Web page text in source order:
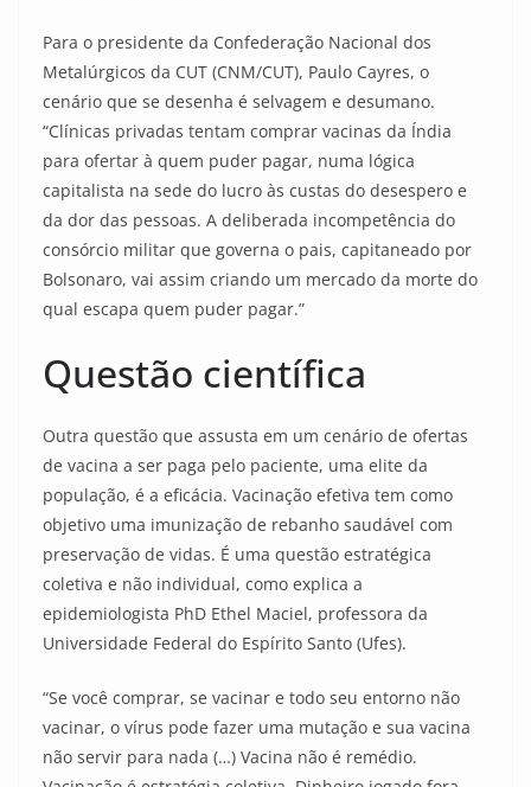
Para o presidente da Confederação Nacional dos
Metalúrgicos da CUT (CNM/CUT), Paulo Cayres, o
cenário que se desenha é selvagem e desumano.
“Clínicas privadas tentam comprar vacinas da Índia
para ofertar à quem puder pagar, numa lógica
capitalista na sede do lucro às custas do desespero e
da dor das pessoas. A deliberada incompetência do
consórcio militar que governa o pais, capitaneado por
Bolsonaro, vai assim criando um mercado da morte do
qual escapa quem puder pagar.”
Questão científica
Outra questão que assusta em um cenário de ofertas
de vacina a ser paga pelo paciente, uma elite da
população, é a eficácia. Vacinação efetiva tem como
objetivo uma imunização de rebanho saudável com
preservação de vidas. É uma questão estratégica
coletiva e não individual, como explica a
epidemiologista PhD Ethel Maciel, professora da
Universidade Federal do Espírito Santo (Ufes).
“Se você comprar, se vacinar e todo seu entorno não
vacinar, o vírus pode fazer uma mutação e sua vacina
não servir para nada (…) Vacina não é remédio.